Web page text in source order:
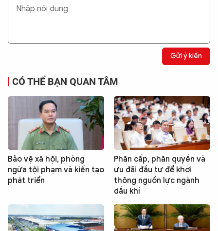
Gửi ý kiến
CÓ THỂ BẠN QUAN TÂM
Bảo vệ xã hội, phòng
ngừa tội phạm và kiến tạo
phát triển
Phân cấp, phân quyền và
ưu đãi đầu tư để khơi
thông nguồn lực ngành
dầu khí